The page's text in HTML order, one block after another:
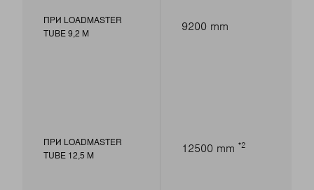
ПРИ LOADMASTER
TUBE 9,2 M
ПРИ LOADMASTER
TUBE 12,5 M
9200 mm
12500 mm 2